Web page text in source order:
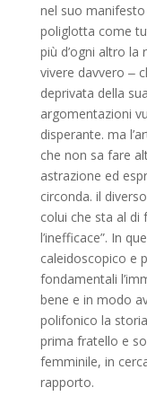
nel suo
poliglotta come
più d’ogni altro la
vivere davvero ‒
deprivata della
argomentazioni
disperante. ma
che non sa fare
astrazione ed
circonda. il
colui che sta al di
l’inefficace”. In
caleidoscopico e
fondamentali
bene e in modo
polifonico la
prima fratello e
femminile, in
rapporto.